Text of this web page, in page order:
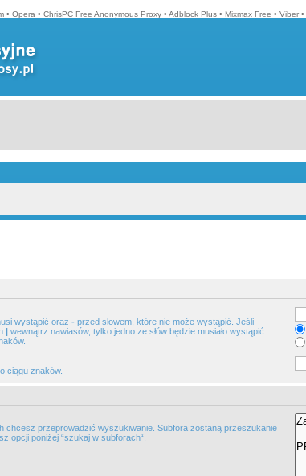
• Opera • ChrisPC Free Anonymous Proxy • Adblock Plus • Mixmax Free • Viber •
wystąpić oraz - przed słowem, które nie może wystąpić. Jeśli
| wewnątrz nawiasów, tylko jedno ze słów będzie musiało wystąpić.
ciągu znaków.
chcesz przeprowadzić wyszukiwanie. Subfora zostaną przeszukanie
opcji poniżej “szukaj w subforach“.